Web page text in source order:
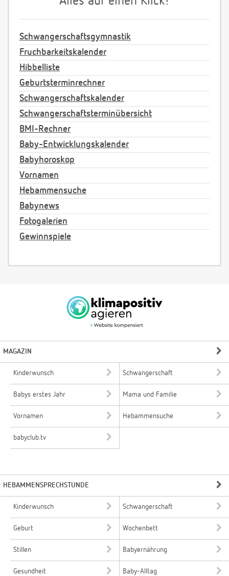
Schwangerschaftsgymnastik
Fruchbarkeitskalender
Hibbelliste
Geburtsterminrechner
Schwangerschaftskalender
Schwangerschaftsterminübersicht
BMI-Rechner
Baby-Entwicklungskalender
Babyhoroskop
Vornamen
Hebammensuche
Babynews
Fotogalerien
Gewinnspiele
MAGAZIN
Kinderwunsch Schwangerschaft
Babys erstes Jahr Mama und Familie
Vornamen Hebammensuche
babyclub.tv
HEBAMMENSPRECHSTUNDE
Kinderwunsch Schwangerschaft
Geburt Wochenbett
Stillen Babyernährung
Gesundheit Baby-Alltag